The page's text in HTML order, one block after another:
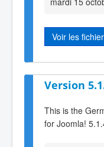
Voir les
Version
This is the
for Joomla!